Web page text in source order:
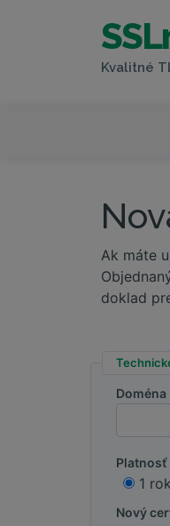
Kvalitné
Ak máte
doklad
Doména
Platnosť
1 rok
Nový